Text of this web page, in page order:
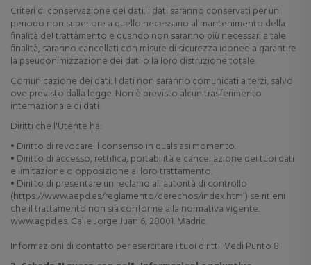
Criteri di conservazione dei dati: i dati saranno conservati per un
periodo non superiore a quello necessario al mantenimento della
finalità del trattamento e quando non saranno più necessari a tale
finalità, saranno cancellati con misure di sicurezza idonee a garantire
la pseudonimizzazione dei dati o la loro distruzione totale.
Comunicazione dei dati: I dati non saranno comunicati a terzi, salvo
ove previsto dalla legge. Non è previsto alcun trasferimento
internazionale di dati.
Diritti che l'Utente ha:
• Diritto di revocare il consenso in qualsiasi momento.
• Diritto di accesso, rettifica, portabilità e cancellazione dei tuoi dati
e limitazione o opposizione al loro trattamento.
• Diritto di presentare un reclamo all'autorità di controllo
(https://www.aepd.es/reglamento/derechos/index.html) se ritieni
che il trattamento non sia conforme alla normativa vigente.
www.agpd.es. Calle Jorge Juan 6, 28001. Madrid.
Informazioni di contatto per esercitare i tuoi diritti: Vedi Punto 8